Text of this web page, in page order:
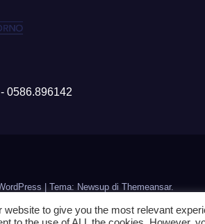
0586.896142
Tema: Newsup di Themeansar.
website to give you the most relevant